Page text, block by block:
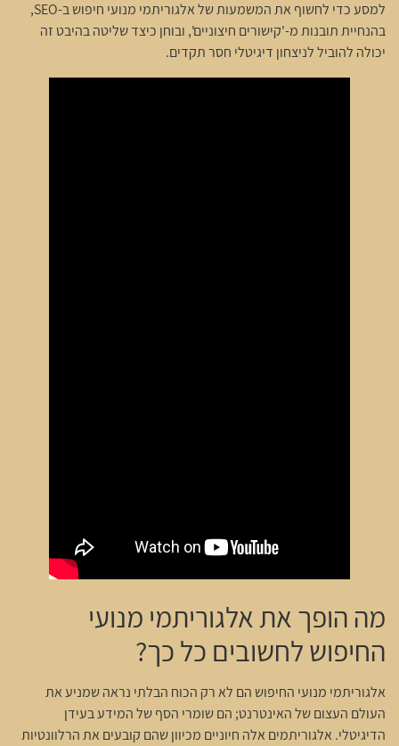
למסע כדי לחשוף את המשמעות של אלגוריתמי מנועי חיפוש ב-SEO,
בהנחיית תובנות מ-'קישורים חיצוניים', ובוחן כיצד שליטה בהיבט זה
יכולה להוביל לניצחון דיגיטלי חסר תקדים.
מה הופך את אלגוריתמי מנועי
החיפוש לחשובים כל כך?
אלגוריתמי מנועי החיפוש הם לא רק הכוח הבלתי נראה שמניע את
העולם העצום של האינטרנט; הם שומרי הסף של המידע בעידן
הדיגיטלי. אלגוריתמים אלה חיוניים מכיוון שהם קובעים את הרלוונטיות